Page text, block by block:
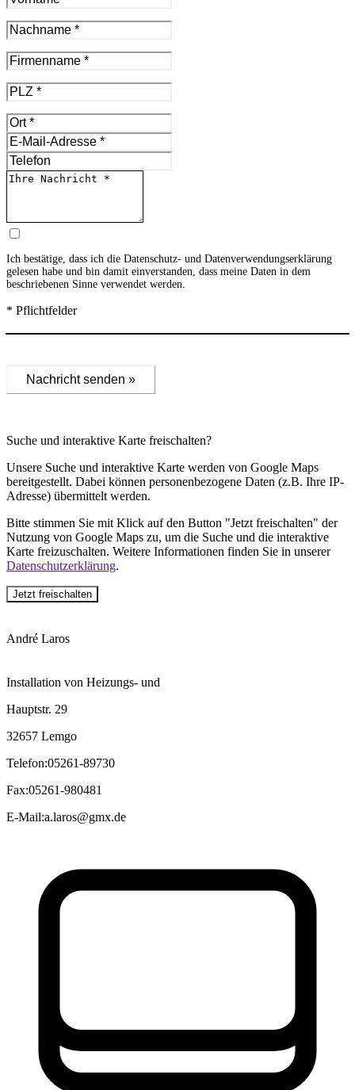
Ich bestätige, dass ich die Datenschutz- und Datenverwendungserklärung
gelesen habe und bin damit einverstanden, dass meine Daten in dem
beschriebenen Sinne verwendet werden.
* Pflichtfelder
Nachricht senden »
Suche und interaktive Karte freischalten?
Unsere Suche und interaktive Karte werden von Google Maps
bereitgestellt. Dabei können personenbezogene Daten (z.B. Ihre IP-
Adresse) übermittelt werden.
Bitte stimmen Sie mit Klick auf den Button "Jetzt freischalten" der
Nutzung von Google Maps zu, um die Suche und die interaktive
Karte freizuschalten. Weitere Informationen finden Sie in unserer
Datenschutzerklärung.
Jetzt freischalten
André Laros
Installation von Heizungs- und
Hauptstr. 29
32657 Lemgo
Telefon:05261-89730
Fax:05261-980481
E-Mail:a.laros@gmx.de